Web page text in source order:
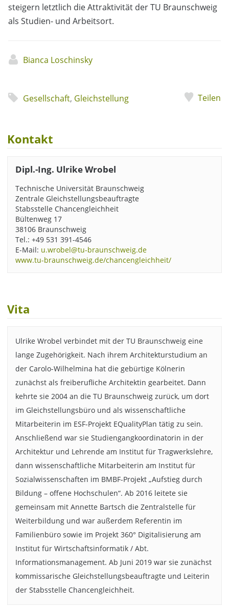
steigern letztlich die Attraktivität der TU Braunschweig
als Studien- und Arbeitsort.
Bianca Loschinsky
Gesellschaft, Gleichstellung Teilen
Kontakt
Dipl.-Ing. Ulrike Wrobel
Technische Universität Braunschweig
Zentrale Gleichstellungsbeauftragte
Stabsstelle Chancengleichheit
Bültenweg 17
38106 Braunschweig
Tel.: +49 531 391-4546
E-Mail: u.wrobel@tu-braunschweig.de
www.tu-braunschweig.de/chancengleichheit/
Vita
Ulrike Wrobel verbindet mit der TU Braunschweig eine
lange Zugehörigkeit. Nach ihrem Architekturstudium an
der Carolo-Wilhelmina hat die gebürtige Kölnerin
zunächst als freiberufliche Architektin gearbeitet. Dann
kehrte sie 2004 an die TU Braunschweig zurück, um dort
im Gleichstellungsbüro und als wissenschaftliche
Mitarbeiterin im ESF-Projekt EQualityPlan tätig zu sein.
Anschließend war sie Studiengangkoordinatorin in der
Architektur und Lehrende am Institut für Tragwerkslehre,
dann wissenschaftliche Mitarbeiterin am Institut für
Sozialwissenschaften im BMBF-Projekt „Aufstieg durch
Bildung – offene Hochschulen“. Ab 2016 leitete sie
gemeinsam mit Annette Bartsch die Zentralstelle für
Weiterbildung und war außerdem Referentin im
Familienbüro sowie im Projekt 360° Digitalisierung am
Institut für Wirtschaftsinformatik / Abt.
Informationsmanagement. Ab Juni 2019 war sie zunächst
kommissarische Gleichstellungsbeauftragte und Leiterin
der Stabsstelle Chancengleichheit.